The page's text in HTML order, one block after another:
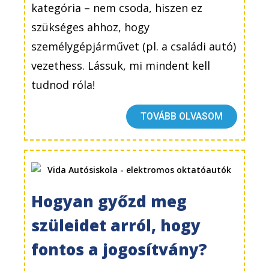
kategória – nem csoda, hiszen ez
szükséges ahhoz, hogy
személygépjárművet (pl. a családi autó)
vezethess. Lássuk, mi mindent kell
tudnod róla!
TOVÁBB OLVASOM
Hogyan győzd meg
szüleidet arról, hogy
fontos a jogosítvány?